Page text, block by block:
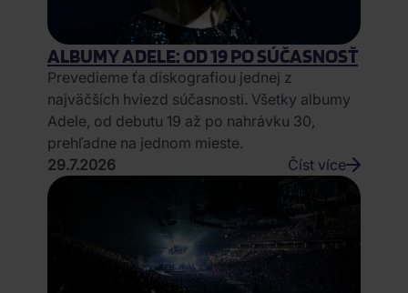
ALBUMY ADELE: OD 19 PO SÚČASNOSŤ
Prevedieme ťa diskografiou jednej z
najväčších hviezd súčasnosti. Všetky albumy
Adele, od debutu 19 až po nahrávku 30,
prehľadne na jednom mieste.
29.7.2026
Číst více